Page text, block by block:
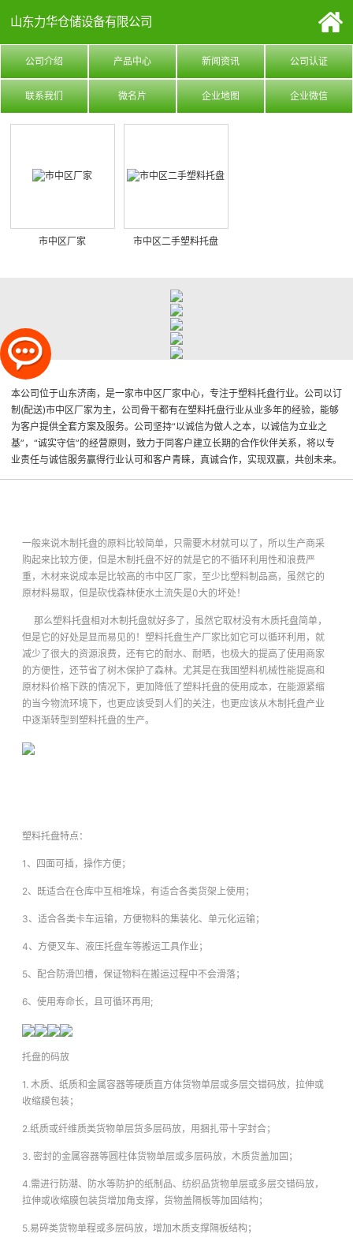
山东力华仓储设备有限公司
公司介绍 产品中心 新闻资讯 公司认证
联系我们 微名片 企业地图 企业微信
市中区厂家 市中区二手塑料托盘
本公司位于山东济南，是一家市中区厂家中心，专注于塑料托盘行业。公司以订
制(配送)市中区厂家为主，公司骨干都有在塑料托盘行业从业多年的经验，能够
为客户提供全套方案及服务。公司坚持“以诚信为做人之本，以诚信为立业之
基”，“诚实守信”的经营原则，致力于同客户建立长期的合作伙伴关系，将以专
业责任与诚信服务赢得行业认可和客户青睐，真诚合作，实现双赢，共创未来。
一般来说木制托盘的原料比较简单，只需要木材就可以了，所以生产商采
购起来比较方便，但是木制托盘不好的就是它的不循环利用性和浪费严
重，木材来说成本是比较高的市中区厂家，至少比塑料制品高，虽然它的
原材料易取，但是砍伐森林使水土流失是0大的坏处！
那么塑料托盘相对木制托盘就好多了，虽然它取材没有木质托盘简单，
但是它的好处是显而易见的！塑料托盘生产厂家比如它可以循环利用，就
减少了很大的资源浪费，还有它的耐水、耐晒，也极大的提高了使用商家
的方便性，还节省了树木保护了森林。尤其是在我国塑料机械性能提高和
原材料价格下跌的情况下，更加降低了塑料托盘的使用成本，在能源紧缩
的当今物流环境下，也更应该受到人们的关注，也更应该从木制托盘产业
中逐渐转型到塑料托盘的生产。
塑料托盘特点：
1、四面可插，操作方便；
2、既适合在仓库中互相堆垛，有适合各类货架上使用；
3、适合各类卡车运输，方便物料的集装化、单元化运输；
4、方便叉车、液压托盘车等搬运工具作业；
5、配合防滑凹槽，保证物料在搬运过程中不会滑落；
6、使用寿命长，且可循环再用;
托盘的码放
1. 木质、纸质和金属容器等硬质直方体货物单层或多层交错码放，拉伸或
收缩膜包装；
2.纸质或纤维质类货物单层货多层码放，用捆扎带十字封合；
3. 密封的金属容器等圆柱体货物单层或多层码放，木质货盖加固；
4.需进行防潮、防水等防护的纸制品、纺织品货物单层或多层交错码放，
拉伸或收缩膜包装货增加角支撑，货物盖隔板等加固结构；
5.易碎类货物单程或多层码放，增加木质支撑隔板结构；